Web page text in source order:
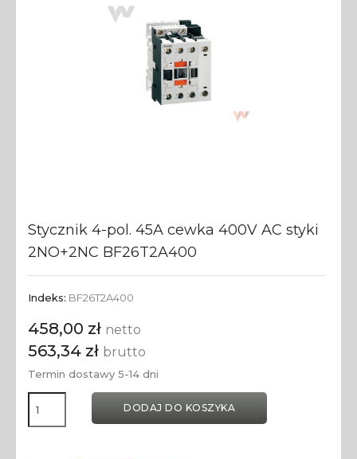
Stycznik 4-pol. 45A cewka 400V AC styki
2NO+2NC BF26T2A400
Indeks: BF26T2A400
458,00 zł netto
563,34 zł brutto
Termin dostawy 5-14 dni
DODAJ DO KOSZYKA